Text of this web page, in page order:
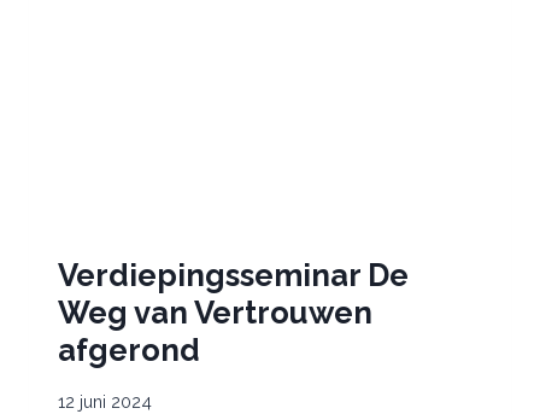
Verdiepingsseminar De
Weg van Vertrouwen
afgerond
12 juni 2024